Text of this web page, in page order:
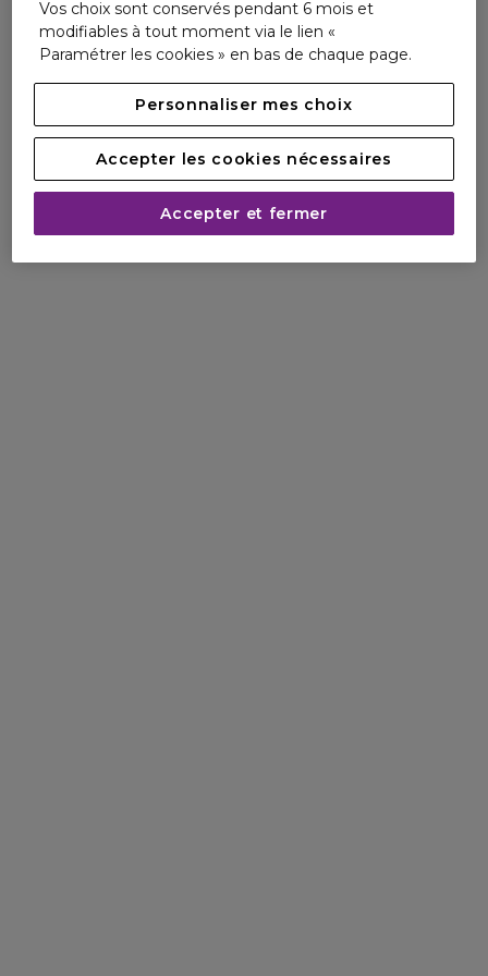
“Le dormeur assemble des images comme le
poète assemble des mots…”
Vos choix sont conservés pendant 6 mois et
modifiables à tout moment via le lien «
Paramétrer les cookies » en bas de chaque page.
Personnaliser mes choix
Accepter les cookies nécessaires
Accepter et fermer